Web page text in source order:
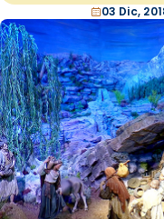
03 Dic,